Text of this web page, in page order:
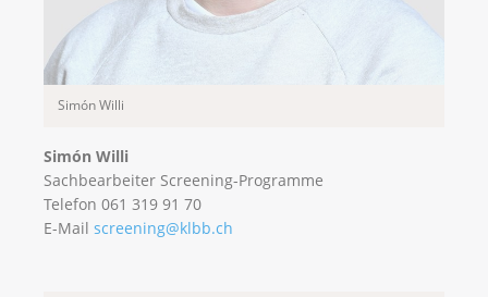
Simón Willi
Simón Willi
Sachbearbeiter Screening-Programme
Telefon 061 319 91 70
E-Mail screening@klbb.ch